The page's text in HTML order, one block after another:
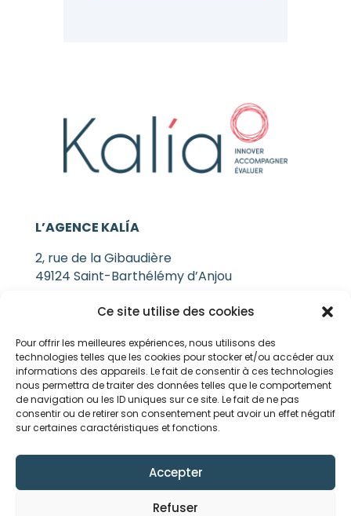
Ce site utilise des cookies
Pour offrir les meilleures expériences, nous utilisons des
technologies telles que les cookies pour stocker et/ou accéder aux
informations des appareils. Le fait de consentir à ces technologies
nous permettra de traiter des données telles que le comportement
de navigation ou les ID uniques sur ce site. Le fait de ne pas
consentir ou de retirer son consentement peut avoir un effet négatif
sur certaines caractéristiques et fonctions.
Accepter
Refuser
L’AGENCE KALÍA
2, rue de la Gibaudière
49124 Saint-Barthélémy d’Anjou
SUIVEZ-NOUS !
Pour ne rien manquer de nos actualités,
suivez-nous sur nos réseaux sociaux.